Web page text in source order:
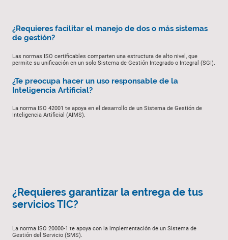
¿Requieres facilitar el manejo de dos o más sistemas
de gestión?
Las normas ISO certificables comparten una estructura de alto nivel, que
permite su unificación en un solo Sistema de Gestión Integrado o Integral (SGI).
¿Te preocupa hacer un uso responsable de la
Inteligencia Artificial?
La norma ISO 42001 te apoya en el desarrollo de un Sistema de Gestión de
Inteligencia Artificial (AIMS).
¿Requieres garantizar la entrega de tus
servicios TIC?
La norma ISO 20000-1 te apoya con la implementación de un Sistema de
Gestión del Servicio (SMS).